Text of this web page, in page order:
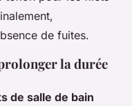
de fuites.
la durée
de salle de bain